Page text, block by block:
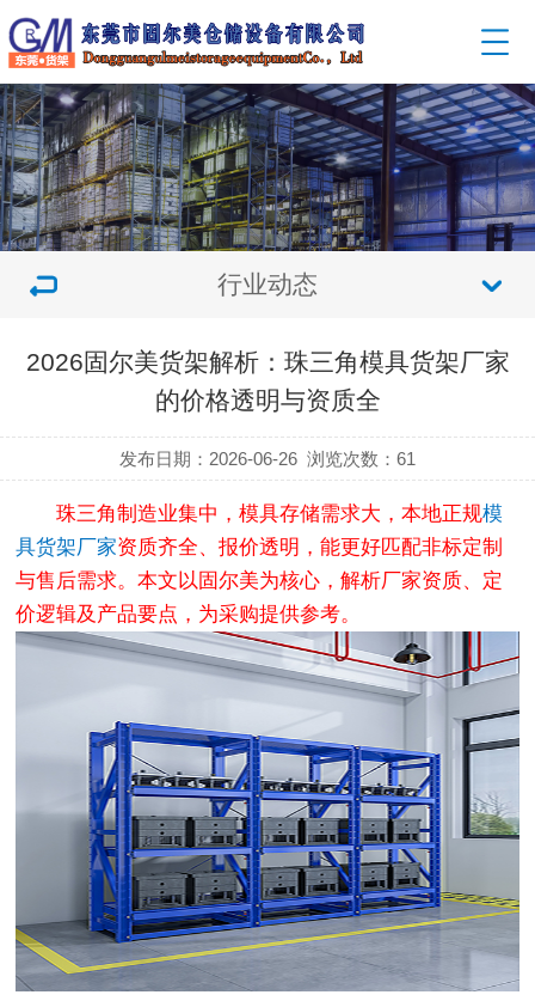
行业动态
2026固尔美货架解析：珠三角模具货架厂家
的价格透明与资质全
发布日期：2026-06-26 浏览次数：61
珠三角制造业集中，模具存储需求大，本地正规模
具货架厂家资质齐全、报价透明，能更好匹配非标定制
与售后需求。本文以固尔美为核心，解析厂家资质、定
价逻辑及产品要点，为采购提供参考。